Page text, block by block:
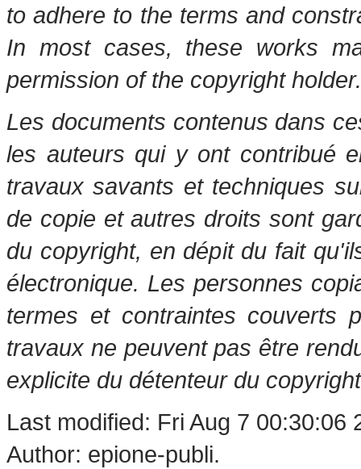
to adhere to the terms and
In most cases, these works
permission of the copyright holder.
Les documents contenus dans
les auteurs qui y ont contribué
travaux savants et techniques
de copie et autres droits sont
du copyright, en dépit du fait
électronique. Les personnes
termes et contraintes couverts
travaux ne peuvent pas être
explicite du détenteur du
Last modified: Fri Aug 7 00:30:06
Author: epione-publi.